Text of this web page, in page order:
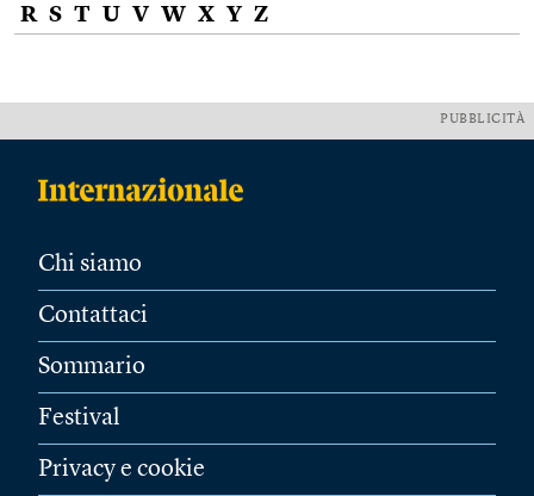
R S T U V W X Y Z
PUBBLICITÀ
Chi siamo
Contattaci
Sommario
Festival
Privacy e cookie